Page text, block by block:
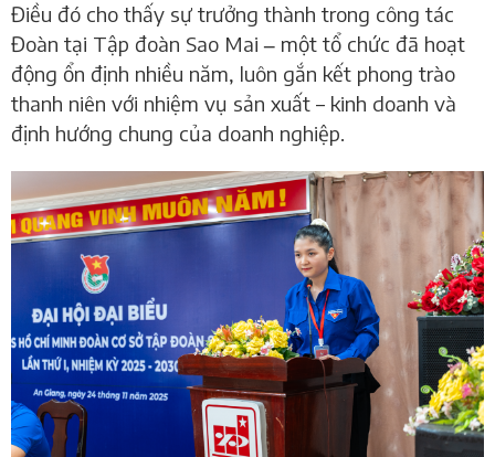
Điều đó cho thấy sự trưởng thành trong công tác
Đoàn tại Tập đoàn Sao Mai– một tổ chức đã hoạt
động ổn định nhiều năm, luôn gắn kết phong trào
thanh niên với nhiệm vụ sản xuất – kinh doanh và
định hướng chung của doanh nghiệp.